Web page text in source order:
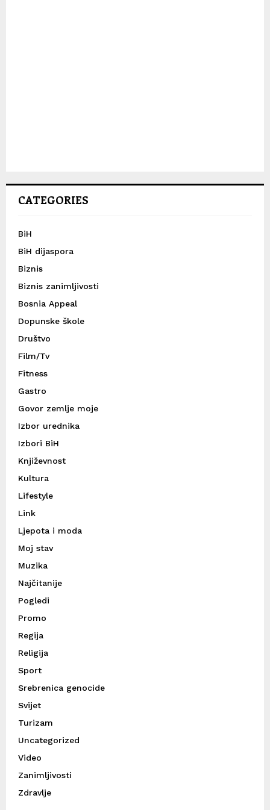
CATEGORIES
BiH
BiH dijaspora
Biznis
Biznis zanimljivosti
Bosnia Appeal
Dopunske škole
Društvo
Film/Tv
Fitness
Gastro
Govor zemlje moje
Izbor urednika
Izbori BiH
Književnost
Kultura
Lifestyle
Link
Ljepota i moda
Moj stav
Muzika
Najčitanije
Pogledi
Promo
Regija
Religija
Sport
Srebrenica genocide
Svijet
Turizam
Uncategorized
Video
Zanimljivosti
Zdravlje